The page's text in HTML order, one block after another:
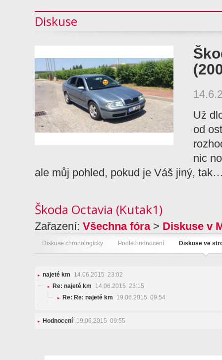
Diskuse
Už
od
nic
ale můj pohled, pokud je Váš jiný,
Škoda Octavia (Kutak1)
Zařazení: Všechna fóra> Diskuse v
Diskuse chronologicky Podle hodnocení Diskuse ve
najeté km
14.06.2015 23:02
Re: najeté km
14.06.2015 23:15
Re: Re: najeté km
19.06.2015 09:54
Hodnocení 19.06.2015 09:55